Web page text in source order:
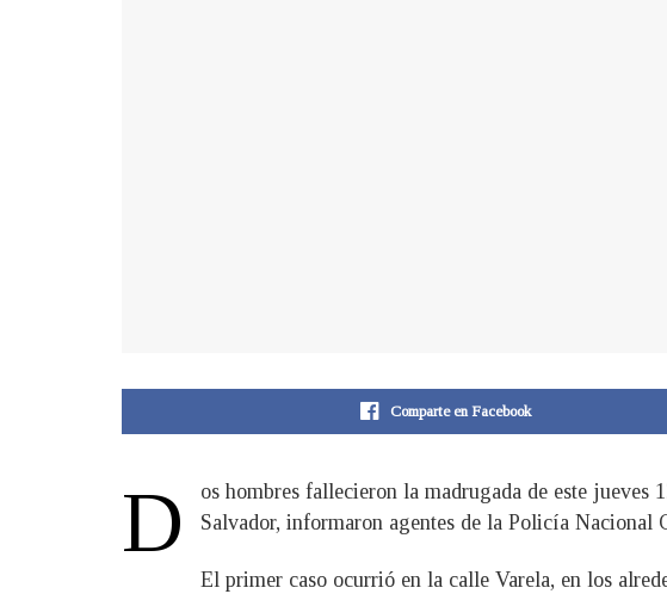
Comparte en Facebook
D
os hombres fallecieron la madrugada de este jueves
Salvador, informaron agentes de la Policía Nacional
El primer caso ocurrió en la calle Varela, en los